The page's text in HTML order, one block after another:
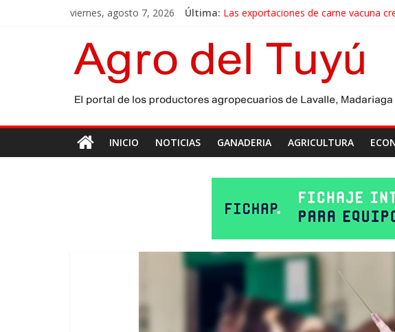
viernes, agosto 7, 2026 Última: Las exportaciones de carne vacuna
El gobierno bonaerense realizará un
Las exportaciones agroindustriales
Maíz: estiman una cosecha récord de
INICIO NOTICIAS GANADERIA AGRICULTURA